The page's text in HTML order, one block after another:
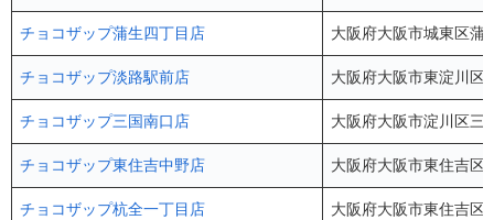
チョコザップ蒲生四丁目店 大阪府大阪市城東区
チョコザップ淡路駅前店 大阪府大阪市東淀川
チョコザップ三国南口店 大阪府大阪市淀川区
チョコザップ東住吉中野店 大阪府大阪市東住吉
チョコザップ杭全一丁目店 大阪府大阪市東住吉